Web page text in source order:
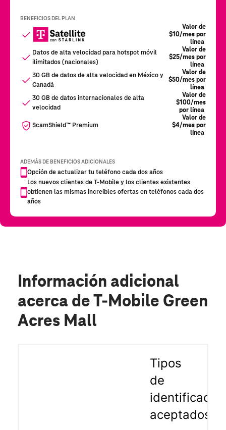
Información adicional
acerca de T-Mobile Green
Acres Mall
Tipos
de
aceptados